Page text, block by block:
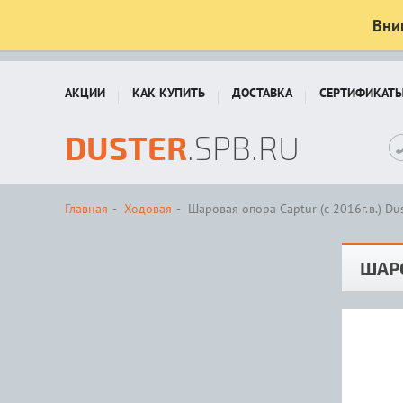
АКЦИИ КАК КУПИТЬ ДОСТАВКА
DUSTER.SPB.RU
Главная Ходовая Шаровая опора Captur (с 2016г.в.)